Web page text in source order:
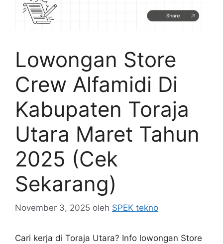
Lowongan Store
Crew Alfamidi Di
Kabupaten Toraja
Utara Maret Tahun
2025 (Cek
Sekarang)
November 3, 2025 oleh SPEK tekno
Cari kerja di Toraja Utara? Info lowongan Store